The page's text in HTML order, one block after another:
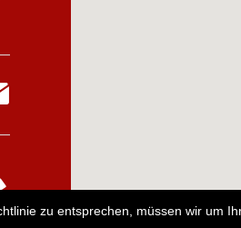
zu entsprechen, müssen wir um